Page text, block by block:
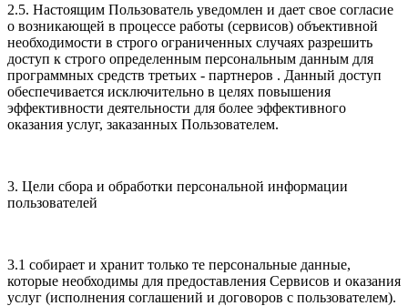
2.5. Настоящим Пользователь уведомлен и дает свое согласие
о возникающей в процессе работы (сервисов) объективной
необходимости в строго ограниченных случаях разрешить
доступ к строго определенным персональным данным для
программных средств третьих - партнеров . Данный доступ
обеспечивается исключительно в целях повышения
эффективности деятельности для более эффективного
оказания услуг, заказанных Пользователем.
3. Цели сбора и обработки персональной информации
пользователей
3.1 собирает и хранит только те персональные данные,
которые необходимы для предоставления Сервисов и оказания
услуг (исполнения соглашений и договоров с пользователем).